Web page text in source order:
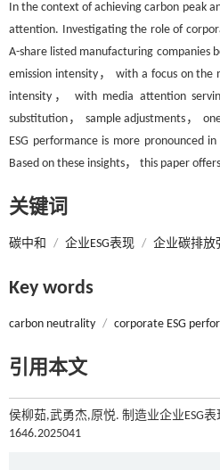
In the context of achieving carbon peak
attention. Investigating the role of
A-share listed manufacturing companies
emission intensity， with a focus on the
intensity， with media attention
substitution， sample adjustments，
ESG performance is more pronounced
Based on these insights， this paper
关键词
碳中和 / 企业ESG表现 / 企业碳排放
Key words
carbon neutrality / corporate ESG
引用本文
侯柳茹,武勇杰,原悦. 制造业企业ESG
1646.2025041